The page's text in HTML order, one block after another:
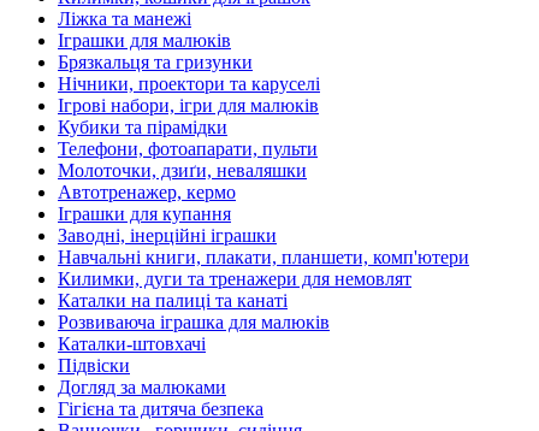
Ліжка та манежі
Іграшки для малюків
Брязкальця та гризунки
Нічники, проектори та каруселі
Ігрові набори, ігри для малюків
Кубики та пірамідки
Телефони, фотоапарати, пульти
Молоточки, дзиґи, неваляшки
Автотренажер, кермо
Іграшки для купання
Заводні, інерційні іграшки
Навчальні книги, плакати, планшети, комп'ютери
Килимки, дуги та тренажери для немовлят
Каталки на палиці та канаті
Розвиваюча іграшка для малюків
Каталки-штовхачі
Підвіски
Догляд за малюками
Гігієна та дитяча безпека